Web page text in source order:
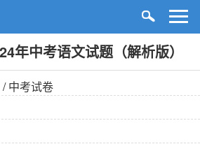
年中考语文试题（解析版）
/中考试卷